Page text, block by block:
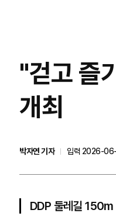
"걷고 즐
개최
박자연 기자
입력 2026-
DDP 둘레길 150m